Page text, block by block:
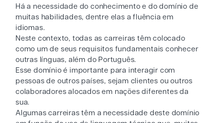
Há a necessidade do conhecimento e do domínio de
muitas habilidades, dentre elas a fluência em
idiomas.
Neste contexto, todas as carreiras têm colocado
como um de seus requisitos fundamentais conhecer
outras línguas, além do Português.
Esse domínio é importante para interagir com
pessoas de outros países, sejam clientes ou outros
colaboradores alocados em nações diferentes da
sua.
Algumas carreiras têm a necessidade deste domínio